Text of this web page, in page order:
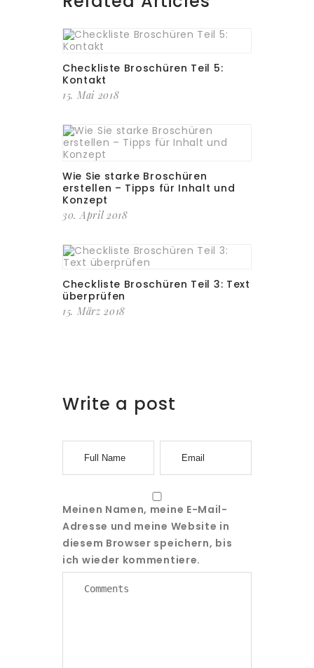
Checkliste Broschüren Teil 5:
Kontakt
15. Mai 2018
Wie Sie starke Broschüren
erstellen – Tipps für Inhalt und
Konzept
30. April 2018
Checkliste Broschüren Teil 3: Text
überprüfen
15. März 2018
Write a post
Meinen Namen, meine E-Mail-
Adresse und meine Website in
diesem Browser speichern, bis
ich wieder kommentiere.